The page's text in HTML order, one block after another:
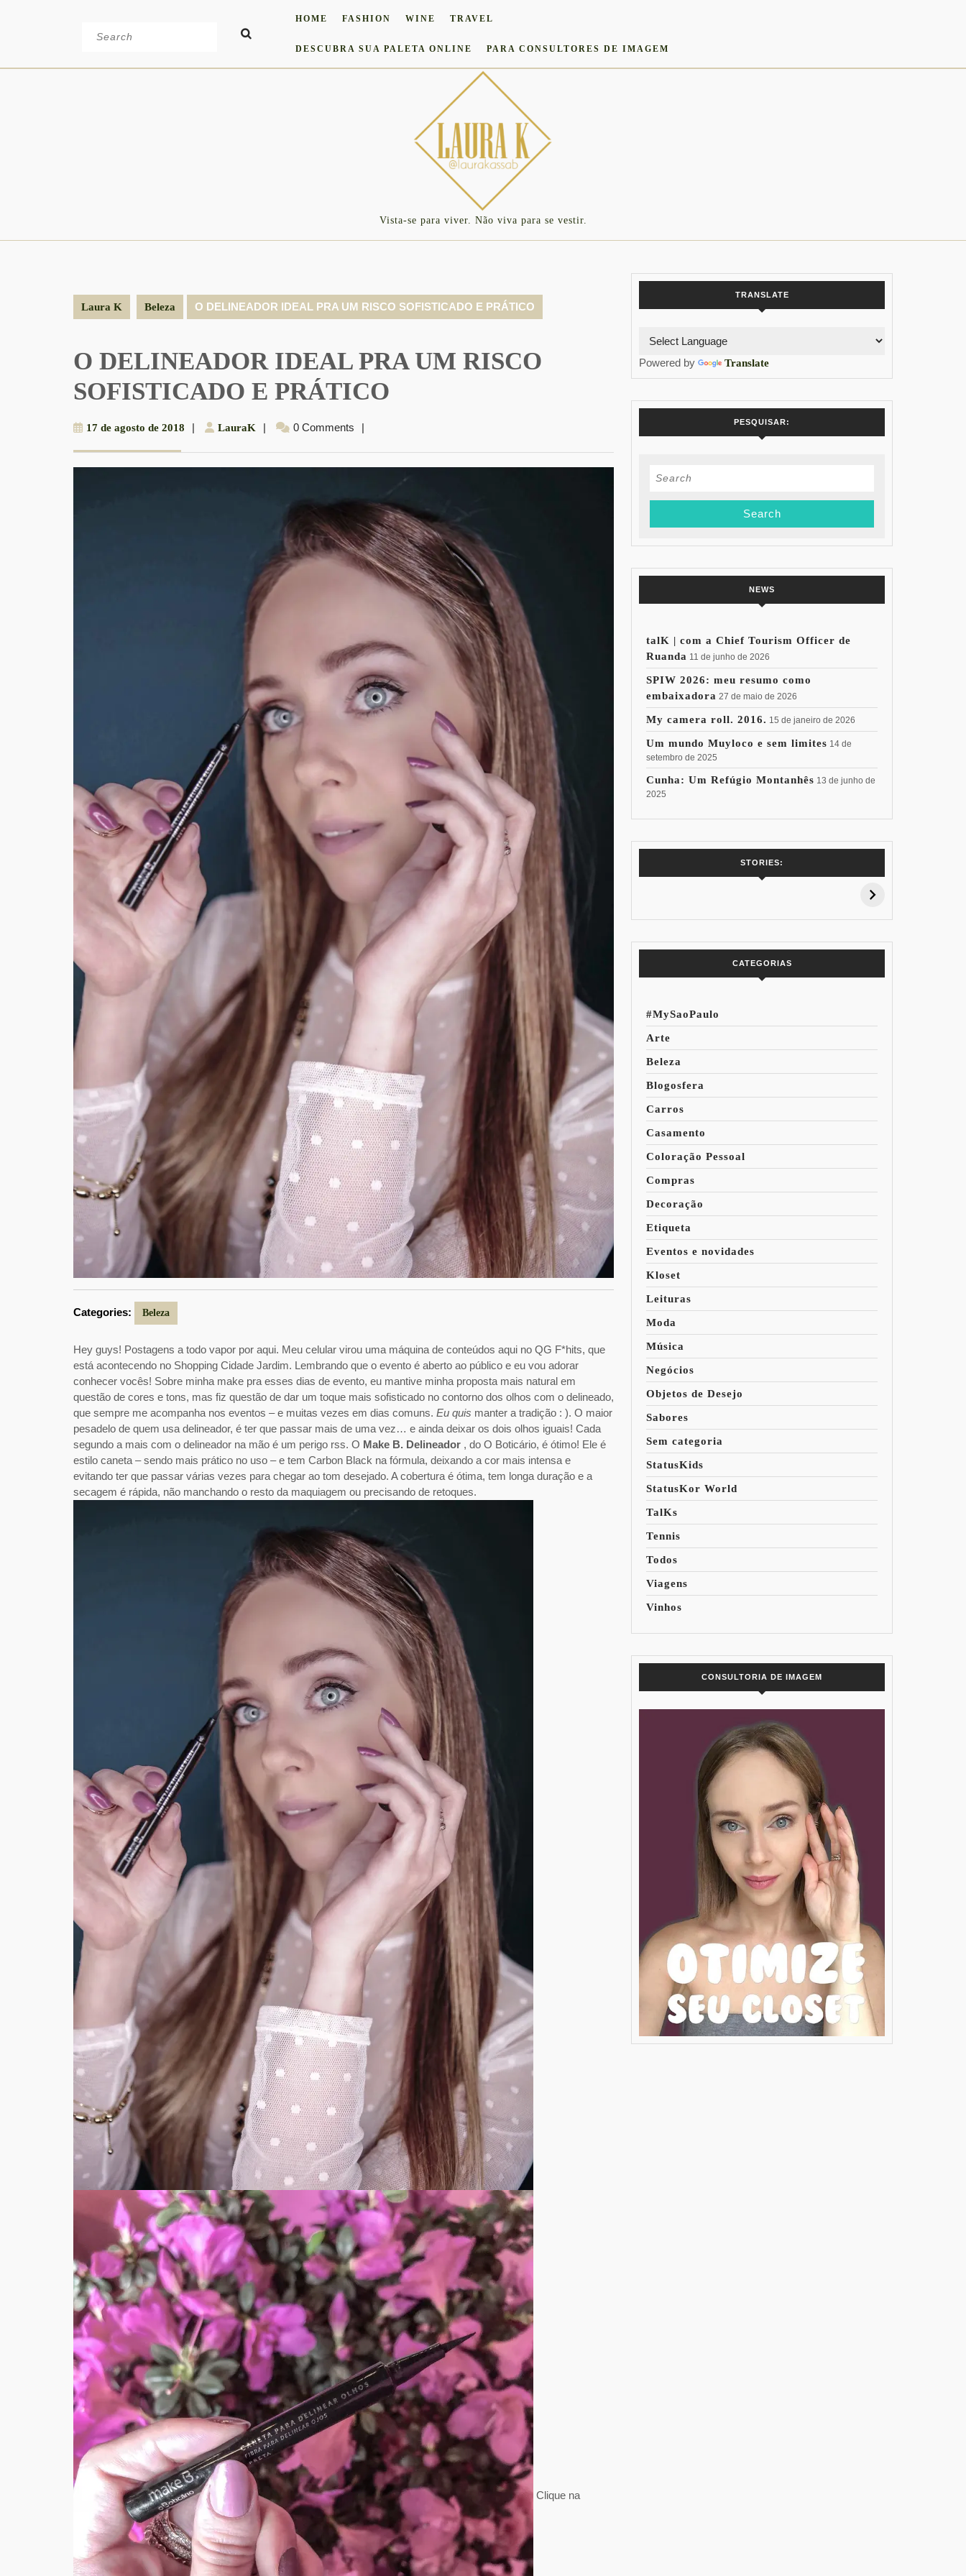
HOME FASHION WINE TRAVEL
DESCUBRA SUA PALETA ONLINE PARA CONSULTORES DE IMAGEM
Vista-se para viver. Não viva para se vestir.
Laura K Beleza O DELINEADOR IDEAL PRA UM RISCO SOFISTICADO E PRÁTICO
O DELINEADOR IDEAL PRA UM RISCO
SOFISTICADO E PRÁTICO
17 de agosto de 2018 17| LauraK LauraK
| 0 Comments |
Categories: Beleza
Hey guys! Postagens a todo vapor por aqui. Meu celular virou uma máquina de conteúdos aqui no QG F*hits, que
está acontecendo no Shopping Cidade Jardim. Lembrando que o evento é aberto ao público e eu vou adorar
conhecer vocês! Sobre minha make pra esses dias de evento, eu mantive minha proposta mais natural em
questão de cores e tons, mas fiz questão de dar um toque mais sofisticado no contorno dos olhos com o delineado,
que sempre me acompanha nos eventos – e muitas vezes em dias comuns. Eu quis manter a tradição : ). O maior
pesadelo de quem usa delineador, é ter que passar mais de uma vez… e ainda deixar os dois olhos iguais! Cada
segundo a mais com o delineador na mão é um perigo rss. O Make B. Delineador , do O Boticário, é ótimo! Ele é
estilo caneta – sendo mais prático no uso – e tem Carbon Black na fórmula, deixando a cor mais intensa e
evitando ter que passar várias vezes para chegar ao tom desejado. A cobertura é ótima, tem longa duração e a
secagem é rápida, não manchando o resto da maquiagem ou precisando de retoques.
Clique na
TRANSLATE
Powered by Translate
PESQUISAR:
Search
NEWS
talK | com a Chief Tourism Officer de
Ruanda 11 de junho de 2026
SPIW 2026: meu resumo como
embaixadora 27 de maio de 2026
My camera roll. 2016. 15 de janeiro de 2026
Um mundo Muyloco e sem limites 14 de
setembro de 2025
Cunha: Um Refúgio Montanhês 13 de junho de
2025
STORIES:
7 Vinhos com +
15% de
Pessoal: Os
CATEGORIAS
#MySaoPaulo
Arte
Beleza
Blogosfera
Carros
Casamento
Coloração Pessoal
Compras
Decoração
Etiqueta
Eventos e novidades
Kloset
Leituras
Moda
Música
Negócios
Objetos de Desejo
Sabores
Sem categoria
StatusKids
StatusKor World
TalKs
Tennis
Todos
Viagens
Vinhos
CONSULTORIA DE IMAGEM